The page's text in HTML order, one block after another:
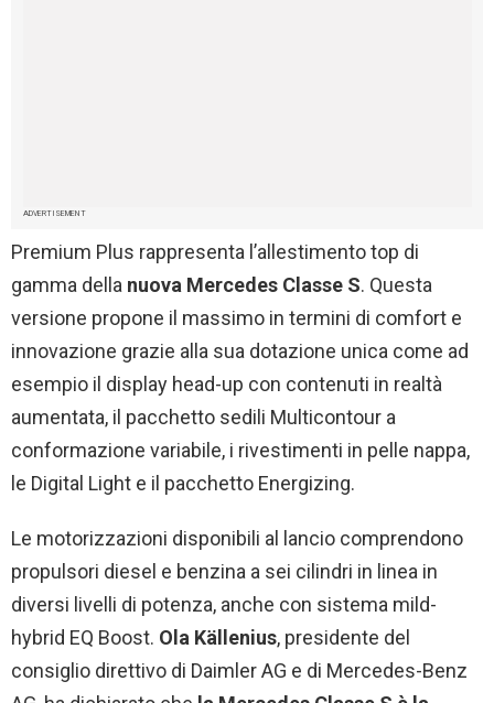
ADVERTISEMENT
Premium Plus rappresenta l’allestimento top di
gamma della nuova Mercedes Classe S. Questa
versione propone il massimo in termini di comfort e
innovazione grazie alla sua dotazione unica come ad
esempio il display head-up con contenuti in realtà
aumentata, il pacchetto sedili Multicontour a
conformazione variabile, i rivestimenti in pelle nappa,
le Digital Light e il pacchetto Energizing.
Le motorizzazioni disponibili al lancio comprendono
propulsori diesel e benzina a sei cilindri in linea in
diversi livelli di potenza, anche con sistema mild-
hybrid EQ Boost. Ola Källenius, presidente del
consiglio direttivo di Daimler AG e di Mercedes-Benz